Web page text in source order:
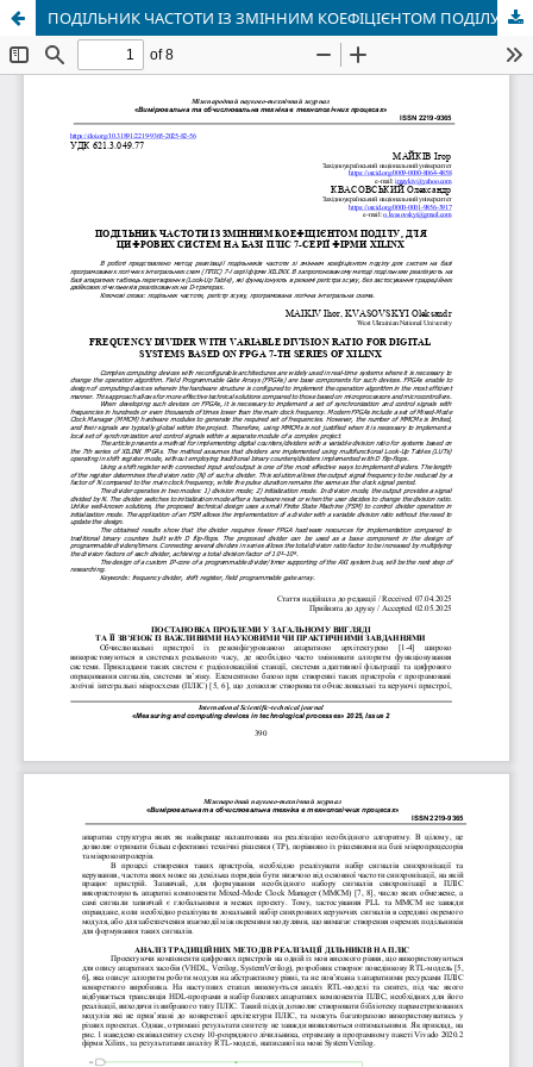
ПОДІЛЬНИК ЧАСТОТИ ІЗ ЗМІННИМ КОЕФІЦІЄНТОМ ПОДІЛУ, ДЛЯ ЦИФРОВИХ СИСТЕМ НА БАЗІ ПЛІС 7-СЕРІЇ ФІРМИ XILINX